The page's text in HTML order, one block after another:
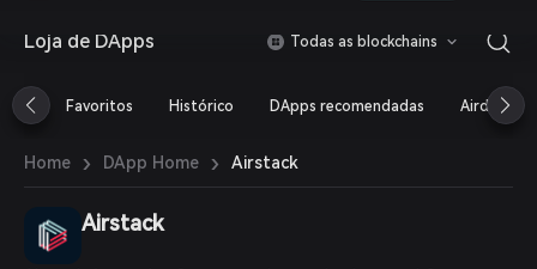
Deutsch
繁體中文
Português (Portugal)
ภาษาไทย
العربية
Loja de DApps Todas as blockchains
Favoritos Histórico DApps recomendadas Airdrop
Home › DApp Home › Airstack
Airstack